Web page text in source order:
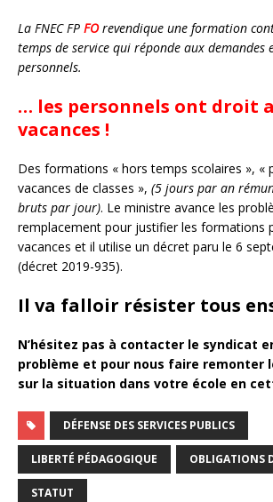
La FNEC FP FOrevendique une formation
temps de service qui réponde aux demandes
personnels.
… les personnels ont droit
vacances !
Des formations « hors temps scolaires », «
vacances de classes », (5 jours par an
bruts par jour). Le ministre avance les
remplacement pour justifier les formations
vacances et il utilise un décret paru le 6
(décret 2019-935).
Il va falloir résister tous
N’hésitez pas à contacter le syndicat
problème et pour nous faire remonter
sur la situation dans votre école en
DÉFENSE DES SERVICES PUBLICS
LIBERTÉ PÉDAGOGIQUE OBLIGATIONS
STATUT